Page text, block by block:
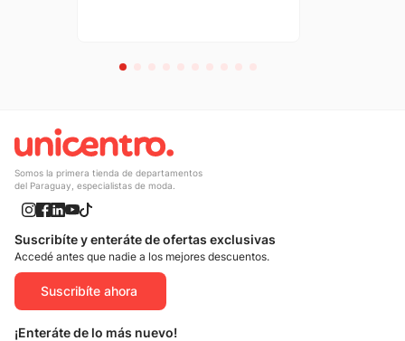
Somos la primera tienda de departamentos
del Paraguay, especialistas de moda.
Suscribíte y enteráte de ofertas exclusivas
Accedé antes que nadie a los mejores descuentos.
Suscribíte ahora
¡Enteráte de lo más nuevo!